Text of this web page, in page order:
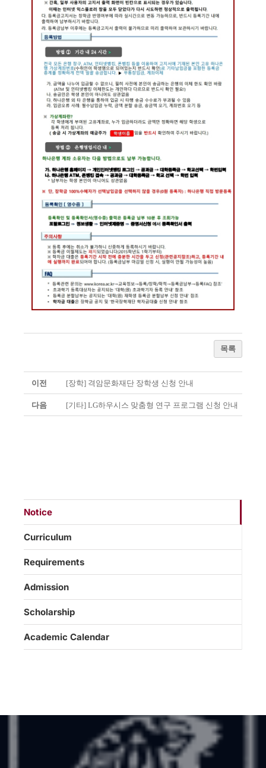
목록
이전 [장학] 격암문화재단 장학생 신청 안내
다음 [기타] LG하우시스 맞춤형 연구 프로그램 신청 안내
Notice
Curriculum
Requirements
Admission
Scholarship
Academic Calendar